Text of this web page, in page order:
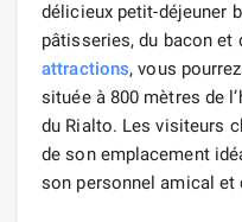
délicieux petit-déjeuner
pâtisseries, du bacon
attractions, vous
située à 800 mètres de
du Rialto. Les visiteurs
de son emplacement
son personnel amical et